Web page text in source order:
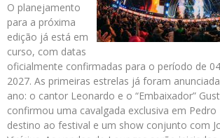
O planejamento
para a próxima
edição já está em
curso, com datas
oficialmente confirmadas para o período de
2027. As primeiras estrelas já foram
ano: o cantor Leonardo e o “Embaixador”
confirmou uma cavalgada exclusiva em
destino ao festival e um show conjunto com